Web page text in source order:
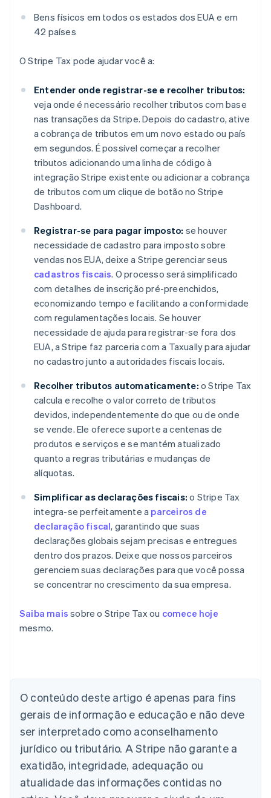
Bens físicos em todos os estados dos EUA e em
42 países
O Stripe Tax pode ajudar você a:
Entender onde registrar-se e recolher tributos:
veja onde é necessário recolher tributos com base
nas transações da Stripe. Depois do cadastro, ative
a cobrança de tributos em um novo estado ou país
em segundos. É possível começar a recolher
tributos adicionando uma linha de código à
integração Stripe existente ou adicionar a cobrança
de tributos com um clique de botão no Stripe
Dashboard.
Registrar-se para pagar imposto: se houver
necessidade de cadastro para imposto sobre
vendas nos EUA, deixe a Stripe gerenciar seus
cadastros fiscais. O processo será simplificado
com detalhes de inscrição pré-preenchidos,
economizando tempo e facilitando a conformidade
com regulamentações locais. Se houver
necessidade de ajuda para registrar-se fora dos
EUA, a Stripe faz parceria com a Taxually para ajudar
no cadastro junto a autoridades fiscais locais.
Recolher tributos automaticamente: o Stripe Tax
calcula e recolhe o valor correto de tributos
devidos, independentemente do que ou de onde
se vende. Ele oferece suporte a centenas de
produtos e serviços e se mantém atualizado
quanto a regras tributárias e mudanças de
alíquotas.
Simplificar as declarações fiscais: o Stripe Tax
integra-se perfeitamente a parceiros de
declaração fiscal, garantindo que suas
declarações globais sejam precisas e entregues
dentro dos prazos. Deixe que nossos parceiros
gerenciem suas declarações para que você possa
se concentrar no crescimento da sua empresa.
Saiba mais sobre o Stripe Tax ou comece hoje
mesmo.
O conteúdo deste artigo é apenas para fins
gerais de informação e educação e não deve
ser interpretado como aconselhamento
jurídico ou tributário. A Stripe não garante a
exatidão, integridade, adequação ou
atualidade das informações contidas no
Deutsch English
Austrália
Áustria
DeutschEnglish
Bélgica
Nederlands FrançaisDeutschEnglish
Brasil
Português English